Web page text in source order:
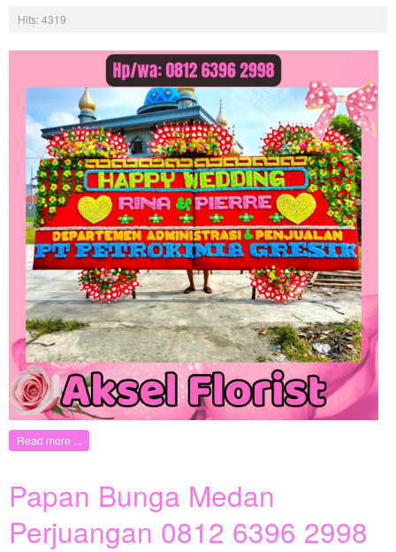
Hits: 4319
Read more ...
Papan Bunga Medan
Perjuangan 0812 6396 2998